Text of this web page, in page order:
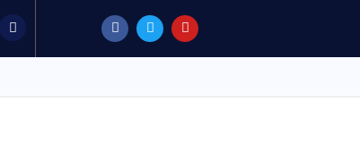
F
a
c
e
o
T
w
i
t
r
Y
o
u
t
e